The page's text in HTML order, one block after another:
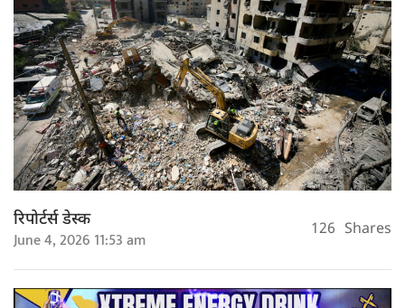
रिपोर्टर्स डेस्क
June 4, 2026 11:53 am 126 Shares